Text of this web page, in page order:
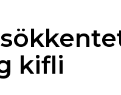
kifli